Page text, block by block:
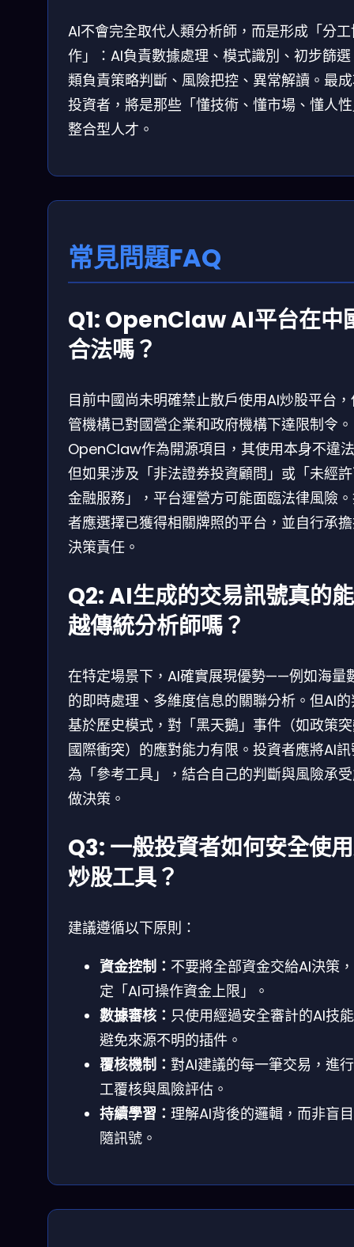
AI不會完全取代人類分析師，而是形成「分
作」：AI負責數據處理、模式識別、初步篩
類負責策略判斷、風險把控、異常解讀。最
投資者，將是那些「懂技術、懂市場、懂人
整合型人才。
常見問題FAQ
Q1: OpenClaw AI平台在中
合法嗎？
目前中國尚未明確禁止散戶使用AI炒股平台
管機構已對國營企業和政府機構下達限制令。
OpenClaw作為開源項目，其使用本身不違
但如果涉及「非法證券投資顧問」或「未經
金融服務」，平台運營方可能面臨法律風險
者應選擇已獲得相關牌照的平台，並自行承
決策責任。
Q2: AI生成的交易訊號真的
越傳統分析師嗎？
在特定場景下，AI確實展現優勢——例如海量
的即時處理、多維度信息的關聯分析。但AI
基於歷史模式，對「黑天鵝」事件（如政策
國際衝突）的應對能力有限。投資者應將AI
為「參考工具」，結合自己的判斷與風險承
做決策。
Q3: 一般投資者如何安全使
炒股工具？
建議遵循以下原則：
資金控制： 不要將全部資金交給AI決策
定「AI可操作資金上限」。
數據審核： 只使用經過安全審計的AI技
避免來源不明的插件。
覆核機制： 對AI建議的每一筆交易，進
工覆核與風險評估。
持續學習： 理解AI背後的邏輯，而非盲
隨訊號。